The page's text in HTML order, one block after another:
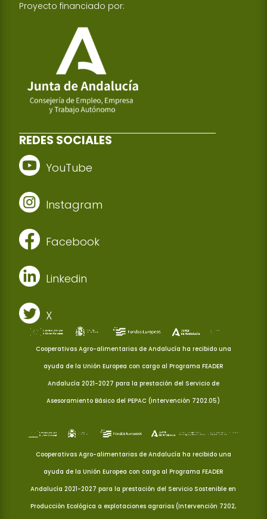
Proyecto financiado por:
REDES SOCIALES
YouTube
Instagram
Facebook
Linkedin
X
Cooperativas Agro-alimentarias de Andalucía ha recibido una
ayuda de la Unión Europea con cargo al Programa FEADER
Andalucía 2021-2027 para la prestación del Servicio de
Asesoramiento Básico del PEPAC (Intervención 7202.05)
Cooperativas Agro-alimentarias de Andalucía ha recibido una
ayuda de la Unión Europea con cargo al Programa FEADER
Andalucía 2021-2027 para la prestación del Servicio Sostenible en
Producción Ecológica a explotaciones agrarias (Intervención 7202,